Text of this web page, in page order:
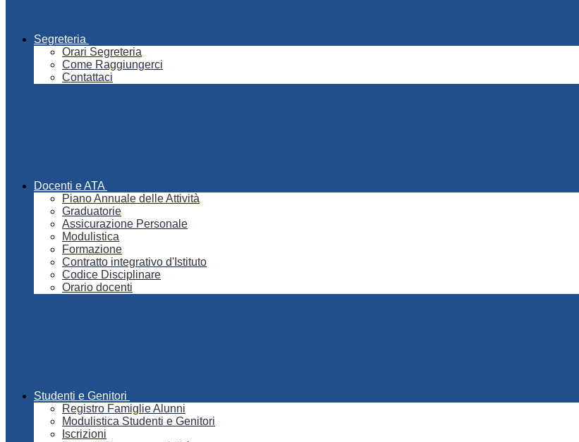
Segreteria
Orari Segreteria
Come Raggiungerci
Contattaci
Docenti e ATA
Piano Annuale delle Attività
Graduatorie
Assicurazione Personale
Modulistica
Formazione
Contratto integrativo d'Istituto
Codice Disciplinare
Orario docenti
Studenti e Genitori
Registro Famiglie Alunni
Modulistica Studenti e Genitori
Iscrizioni